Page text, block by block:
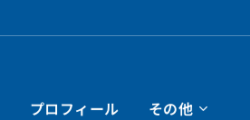
プロフィール その他